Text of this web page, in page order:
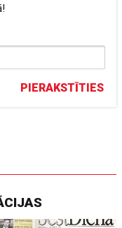
PIERAKSTĪTIES